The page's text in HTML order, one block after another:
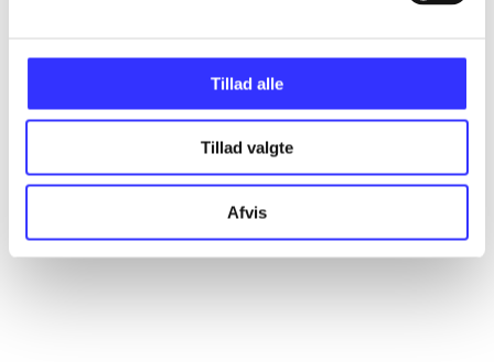
Tillad alle
Tillad valgte
Afvis